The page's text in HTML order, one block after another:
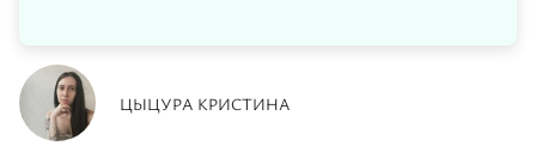
ЦЫЦУРА КРИСТИНА